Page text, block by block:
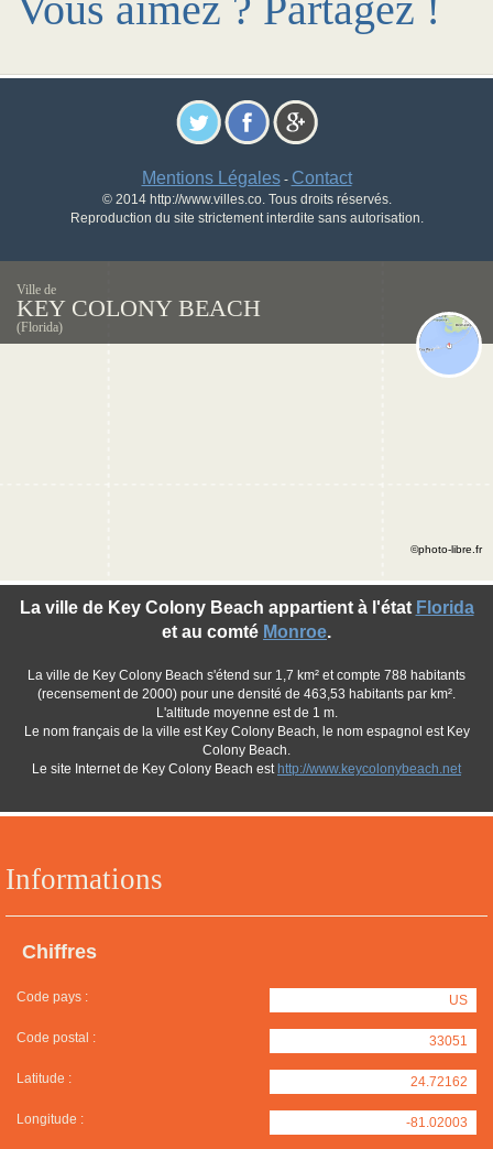
Mentions Légales- Contact
© 2014 http://www.villes.co. Tous droits réservés.
Reproduction du site strictement interdite sans autorisation.
Ville de
KEY COLONY BEACH
(Florida)
Informations
Chiffres
Code pays : US
Code postal : 33051
Latitude : 24.72162
Longitude : -81.02003
La ville de Key Colony Beach appartient à l'état Florida
et au comté Monroe.
La ville de Key Colony Beach s'étend sur 1,7 km² et compte 788 habitants
(recensement de 2000) pour une densité de 463,53 habitants par km².
L'altitude moyenne est de 1 m.
Le nom français de la ville est Key Colony Beach, le nom espagnol est Key
Colony Beach.
Le site Internet de Key Colony Beach est http://www.keycolonybeach.net
©photo-libre.fr